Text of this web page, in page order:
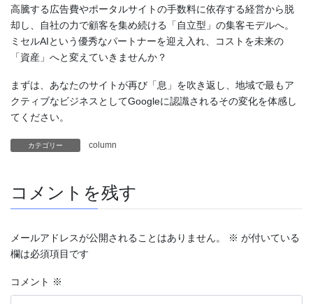
高騰する広告費やポータルサイトの手数料に依存する経営から脱
却し、自社の力で顧客を集め続ける「自立型」の集客モデルへ。
ミセルAIという優秀なパートナーを迎え入れ、コストを未来の
「資産」へと変えていきませんか？
まずは、あなたのサイトが再び「息」を吹き返し、地域で最もア
クティブなビジネスとしてGoogleに認識されるその変化を体感し
てください。
カテゴリー column
コメントを残す
メールアドレスが公開されることはありません。 ※ が付いている
欄は必須項目です
コメント ※